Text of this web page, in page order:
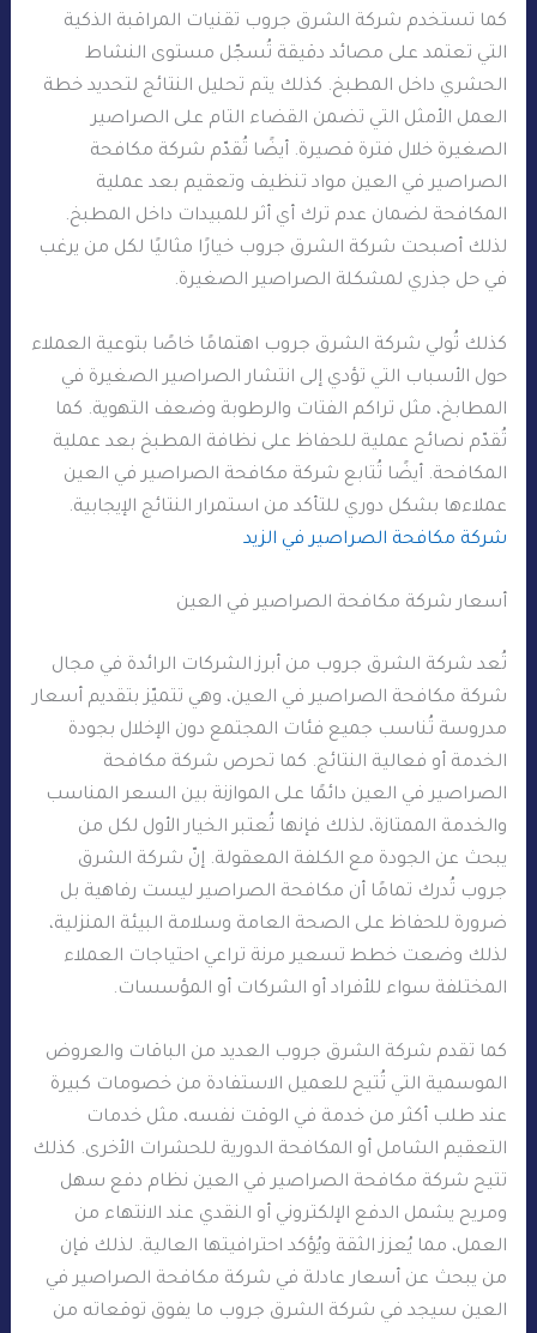
كما تستخدم شركة الشرق جروب تقنيات المراقبة الذكية
التي تعتمد على مصائد دقيقة تُسجّل مستوى النشاط
الحشري داخل المطبخ. كذلك يتم تحليل النتائج لتحديد خطة
العمل الأمثل التي تضمن القضاء التام على الصراصير
الصغيرة خلال فترة قصيرة. أيضًا تُقدّم شركة مكافحة
الصراصير في العين مواد تنظيف وتعقيم بعد عملية
المكافحة لضمان عدم ترك أي أثر للمبيدات داخل المطبخ.
لذلك أصبحت شركة الشرق جروب خيارًا مثاليًا لكل من يرغب
في حل جذري لمشكلة الصراصير الصغيرة.
كذلك تُولي شركة الشرق جروب اهتمامًا خاصًا بتوعية العملاء
حول الأسباب التي تؤدي إلى انتشار الصراصير الصغيرة في
المطابخ، مثل تراكم الفتات والرطوبة وضعف التهوية. كما
تُقدّم نصائح عملية للحفاظ على نظافة المطبخ بعد عملية
المكافحة. أيضًا تُتابع شركة مكافحة الصراصير في العين
عملاءها بشكل دوري للتأكد من استمرار النتائج الإيجابية.
شركة مكافحة الصراصير في الزيد
أسعار شركة مكافحة الصراصير في العين
تُعد شركة الشرق جروب من أبرز الشركات الرائدة في مجال
شركة مكافحة الصراصير في العين، وهي تتميّز بتقديم أسعار
مدروسة تُناسب جميع فئات المجتمع دون الإخلال بجودة
الخدمة أو فعالية النتائج. كما تحرص شركة مكافحة
الصراصير في العين دائمًا على الموازنة بين السعر المناسب
والخدمة الممتازة، لذلك فإنها تُعتبر الخيار الأول لكل من
يبحث عن الجودة مع الكلفة المعقولة. إنّ شركة الشرق
جروب تُدرك تمامًا أن مكافحة الصراصير ليست رفاهية بل
ضرورة للحفاظ على الصحة العامة وسلامة البيئة المنزلية،
لذلك وضعت خطط تسعير مرنة تراعي احتياجات العملاء
المختلفة سواء للأفراد أو الشركات أو المؤسسات.
كما تقدم شركة الشرق جروب العديد من الباقات والعروض
الموسمية التي تُتيح للعميل الاستفادة من خصومات كبيرة
عند طلب أكثر من خدمة في الوقت نفسه، مثل خدمات
التعقيم الشامل أو المكافحة الدورية للحشرات الأخرى. كذلك
تتيح شركة مكافحة الصراصير في العين نظام دفع سهل
ومريح يشمل الدفع الإلكتروني أو النقدي عند الانتهاء من
العمل، مما يُعزز الثقة ويُؤكد احترافيتها العالية. لذلك فإن
من يبحث عن أسعار عادلة في شركة مكافحة الصراصير في
العين سيجد في شركة الشرق جروب ما يفوق توقعاته من